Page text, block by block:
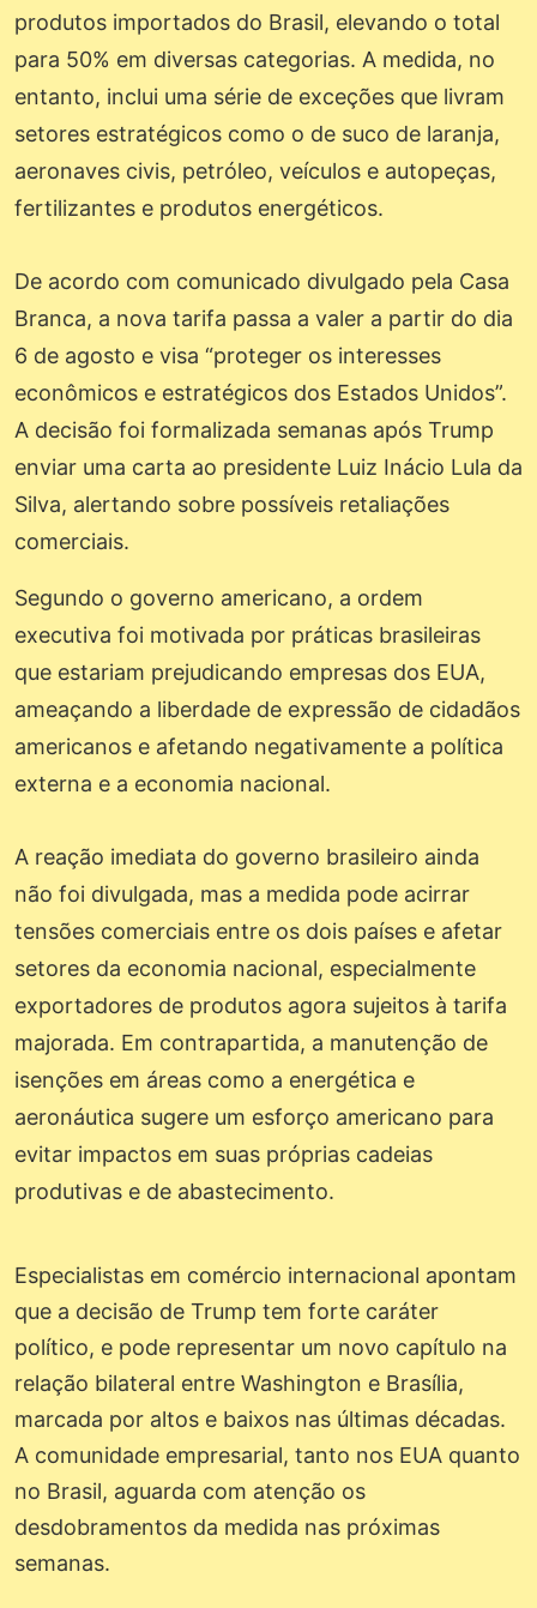
produtos importados do Brasil, elevando o total
para 50% em diversas categorias. A medida, no
entanto, inclui uma série de exceções que livram
setores estratégicos como o de suco de laranja,
aeronaves civis, petróleo, veículos e autopeças,
fertilizantes e produtos energéticos.
De acordo com comunicado divulgado pela Casa
Branca, a nova tarifa passa a valer a partir do dia
6 de agosto e visa “proteger os interesses
econômicos e estratégicos dos Estados Unidos”.
A decisão foi formalizada semanas após Trump
enviar uma carta ao presidente Luiz Inácio Lula da
Silva, alertando sobre possíveis retaliações
comerciais.
Segundo o governo americano, a ordem
executiva foi motivada por práticas brasileiras
que estariam prejudicando empresas dos EUA,
ameaçando a liberdade de expressão de cidadãos
americanos e afetando negativamente a política
externa e a economia nacional.
A reação imediata do governo brasileiro ainda
não foi divulgada, mas a medida pode acirrar
tensões comerciais entre os dois países e afetar
setores da economia nacional, especialmente
exportadores de produtos agora sujeitos à tarifa
majorada. Em contrapartida, a manutenção de
isenções em áreas como a energética e
aeronáutica sugere um esforço americano para
evitar impactos em suas próprias cadeias
produtivas e de abastecimento.
Especialistas em comércio internacional apontam
que a decisão de Trump tem forte caráter
político, e pode representar um novo capítulo na
relação bilateral entre Washington e Brasília,
marcada por altos e baixos nas últimas décadas.
A comunidade empresarial, tanto nos EUA quanto
no Brasil, aguarda com atenção os
desdobramentos da medida nas próximas
semanas.